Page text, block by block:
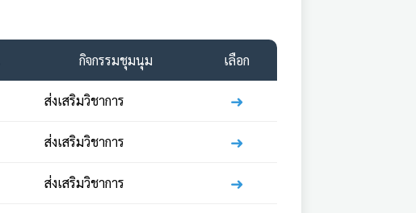
กิจกรรมชุมนุม เลือก
ส่งเสริมวิชาการ ➜
ส่งเสริมวิชาการ ➜
ส่งเสริมวิชาการ ➜